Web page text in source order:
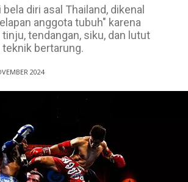
diri asal Thailand, dikenal
anggota tubuh" karena
tendangan, siku, dan lutut
bertarung.
2024